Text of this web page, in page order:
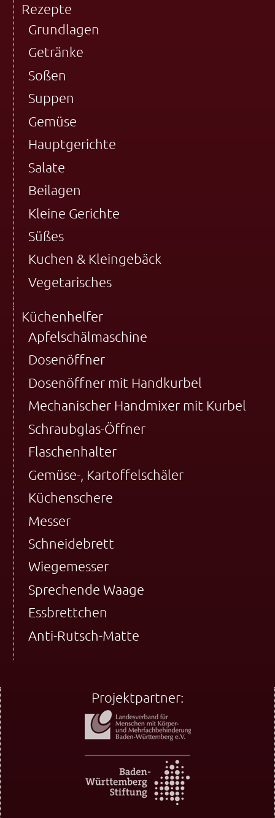
Rezepte
Grundlagen
Getränke
Soßen
Suppen
Gemüse
Hauptgerichte
Salate
Beilagen
Kleine Gerichte
Süßes
Kuchen & Kleingebäck
Vegetarisches
Küchenhelfer
Apfelschälmaschine
Dosenöffner
Dosenöffner mit Handkurbel
Mechanischer Handmixer mit Kurbel
Schraubglas-Öffner
Flaschenhalter
Gemüse-, Kartoffelschäler
Küchenschere
Messer
Schneidebrett
Wiegemesser
Sprechende Waage
Essbrettchen
Anti-Rutsch-Matte
Projektpartner: